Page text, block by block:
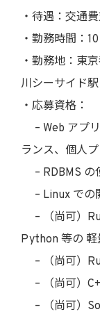
・待遇：交通
・勤務時間：
・勤務地：東
川シーサイド駅
・応募資格：
– Web アプ
ランス、個人
– RDBMS の
– Linux での
– （尚可）
Python 等の
– （尚可）
– （尚可）
– （尚可）